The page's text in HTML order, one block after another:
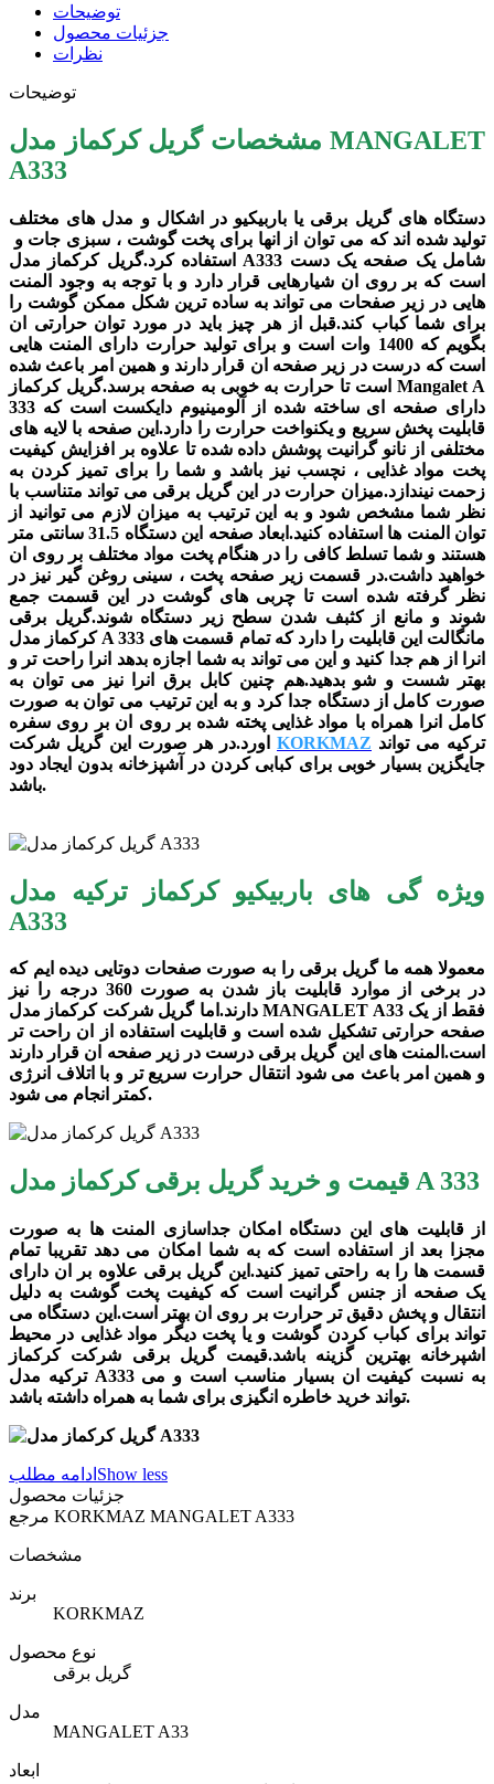
توضیحات
جزئیات محصول
نظرات
توضیحات
مشخصات گریل کرکماز مدل MANGALET
A333
دستگاه های گریل برقی یا باربیکیو در اشکال و مدل های مختلف
تولید شده اند که می توان از انها برای پخت گوشت ، سبزی جات و
استفاده کرد.گریل کرکماز مدل A333 شامل یک صفحه یک دست
است که بر روی ان شیارهایی قرار دارد و با توجه به وجود المنت
هایی در زیر صفحات می تواند به ساده ترین شکل ممکن گوشت را
برای شما کباب کند.قبل از هر چیز باید در مورد توان حرارتی ان
بگویم که 1400 وات است و برای تولید حرارت دارای المنت هایی
است که درست در زیر صفحه ان قرار دارند و همین امر باعث شده
است تا حرارت به خوبی به صفحه برسد.گریل کرکماز Mangalet A
333 دارای صفحه ای ساخته شده از آلومینیوم دایکست است که
قابلیت پخش سریع و یکنواخت حرارت را دارد.این صفحه با لایه های
مختلفی از نانو گرانیت پوشش داده شده تا علاوه بر افزایش کیفیت
پخت مواد غذایی ، نچسب نیز باشد و شما را برای تمیز کردن به
زحمت نیندازد.میزان حرارت در این گریل برقی می تواند متناسب با
نظر شما مشخص شود و به این ترتیب به میزان لازم می توانید از
توان المنت ها استفاده کنید.ابعاد صفحه این دستگاه 31.5 سانتی متر
هستند و شما تسلط کافی را در هنگام پخت مواد مختلف بر روی ان
خواهید داشت.در قسمت زیر صفحه پخت ، سینی روغن گیر نیز در
نظر گرفته شده است تا چربی های گوشت در این قسمت جمع
شوند و مانع از کثبف شدن سطح زیر دستگاه شوند.گریل برقی
کرکماز مدل A 333 مانگالت این قابلیت را دارد که تمام قسمت های
انرا از هم جدا کنید و این می تواند به شما اجازه بدهد انرا راحت تر و
بهتر شست و شو بدهید.هم چنین کابل برق انرا نیز می توان به
صورت کامل از دستگاه جدا کرد و به این ترتیب می توان به صورت
کامل انرا همراه با مواد غذایی پخته شده بر روی ان بر روی سفره
KORKMAZ
جایگزین بسیار خوبی برای کبابی کردن در آشپزخانه بدون ایجاد دود
باشد.
ویژه گی های باربیکیو کرکماز ترکیه مدل
A333
معمولا همه ما گریل برقی را به صورت صفحات دوتایی دیده ایم که
در برخی از موارد قابلیت باز شدن به صورت 360 درجه را نیز
دارند.اما گریل شرکت کرکماز مدل MANGALET A33 فقط از یک
صفحه حرارتی تشکیل شده است و قابلیت استفاده از ان راحت تر
است.المنت های این گریل برقی درست در زیر صفحه ان قرار دارند
و همین امر باعث می شود انتقال حرارت سریع تر و با اتلاف انرژی
کمتر انجام می شود.
قیمت و خرید گریل برقی کرکماز مدل A 333
از قابلیت های این دستگاه امکان جداسازی المنت ها به صورت
مجزا بعد از استفاده است که به شما امکان می دهد تقریبا تمام
قسمت ها را به راحتی تمیز کنید.این گریل برقی علاوه بر ان دارای
یک صفحه از جنس گرانیت است که کیفیت پخت گوشت به دلیل
انتقال و پخش دقیق تر حرارت بر روی ان بهتر است.این دستگاه می
تواند برای کباب کردن گوشت و یا پخت دیگر مواد غذایی در محیط
اشپرخانه بهترین گزینه باشد.قیمت گریل برقی شرکت کرکماز
ترکیه مدل A333 به نسبت کیفیت ان بسیار مناسب است و می
تواند خرید خاطره انگیزی برای شما به همراه داشته باشد.
ادامه مطلب Show less
جزئیات محصول
KORKMAZ MANGALET A333
مشخصات
برند
KORKMAZ
نوع محصول
گریل برقی
مدل
MANGALET A33
ابعاد